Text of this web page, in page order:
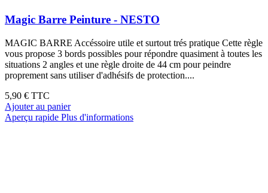
Magic Barre Peinture - NESTO
MAGIC BARRE Accéssoire utile et surtout trés pratique Cette règle
vous propose 3 bords possibles pour répondre quasiment à toutes les
situations 2 angles et une règle droite de 44 cm pour peindre
proprement sans utiliser d'adhésifs de protection....
5,90 € TTC
Ajouter au panier
Aperçu rapide Plus d'informations